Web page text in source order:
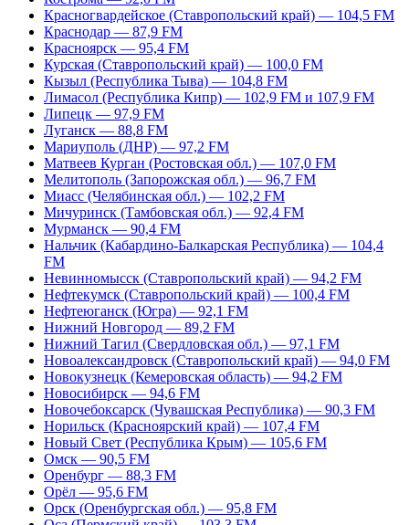
Красногвардейское (Ставропольский край) — 104,5 FM
Краснодар — 87,9 FM
Красноярск — 95,4 FM
Курская (Ставропольский край) — 100,0 FM
Кызыл (Республика Тыва) — 104,8 FM
Лимасол (Республика Кипр) — 102,9 FM и 107,9 FM
Липецк — 97,9 FM
Луганск — 88,8 FM
Мариуполь (ДНР) — 97,2 FM
Матвеев Курган (Ростовская обл.) — 107,0 FM
Мелитополь (Запорожская обл.) — 96,7 FM
Миасс (Челябинская обл.) — 102,2 FM
Мичуринск (Тамбовская обл.) — 92,4 FM
Мурманск — 90,4 FM
Нальчик (Кабардино-Балкарская Республика) — 104,4
FM
Невинномысск (Ставропольский край) — 94,2 FM
Нефтекумск (Ставропольский край) — 100,4 FM
Нефтеюганск (Югра) — 92,1 FM
Нижний Новгород — 89,2 FM
Нижний Тагил (Свердловская обл.) — 97,1 FM
Новоалександровск (Ставропольский край) — 94,0 FM
Новокузнецк (Кемеровская область) — 94,2 FM
Новосибирск — 94,6 FM
Новочебоксарск (Чувашская Республика) — 90,3 FM
Норильск (Красноярский край) — 107,4 FM
Новый Свет (Республика Крым) — 105,6 FM
Омск — 90,5 FM
Оренбург — 88,3 FM
Орёл — 95,6 FM
Орск (Оренбургская обл.) — 95,8 FM